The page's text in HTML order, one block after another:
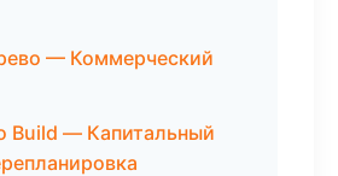
— Коммерческий
Build — Капитальный